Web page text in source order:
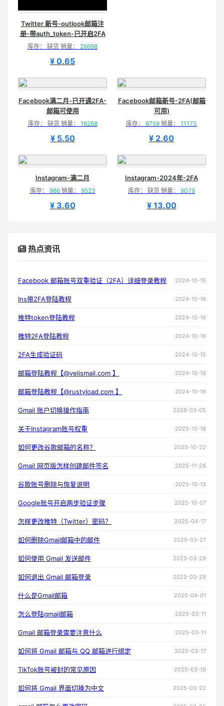
Twitter 新号-outlook邮箱注
册-带auth_token-已开启2FA
库存： 缺货 销量： 26698
¥ 0.65
Facebook满二月-已开通2FA-
邮箱可使用
库存： 缺货 销量： 18268
¥ 5.50
Facebook邮箱新号-2FA(邮箱
可用)
库存： 8759 销量： 11173
¥ 2.60
Instagram-满二月
库存： 986销量： 9523
¥ 3.60
Instagram-2024年-2FA
库存： 缺货 销量： 9079
¥ 13.00
热点资讯
Facebook 邮箱账号双重验证（2FA）详细登录教程 2024-10-15
Ins带2FA登陆教程 2024-10-16
推特token登陆教程 2024-10-16
推特2FA登陆教程 2024-10-16
2FA生成验证码 2024-10-15
邮箱登陆教程【@velismail.com 】 2024-10-16
邮箱登陆教程【@rustyload.com 】 2024-10-16
Gmail 账户切换操作指南 2026-03-05
关于Instagram账号权重 2025-10-18
如何更改谷歌邮箱的名称？ 2025-10-22
Gmail 网页版怎样创建邮件签名 2025-11-28
谷歌账号删除与恢复说明 2025-10-13
Google账号开启两步验证步骤 2025-10-07
怎样更改推特（Twitter）密码？ 2025-04-17
如何删除Gmail邮箱中的邮件 2025-03-27
如何使用 Gmail 发送邮件 2025-03-29
如何退出 Gmail 邮箱登录 2025-03-29
什么是Gmail邮箱 2025-04-01
怎么登陆gmail邮箱 2025-03-11
Gmail 邮箱登录需要注意什么 2025-03-11
如何将 Gmail 邮箱与 QQ 邮箱进行绑定 2025-03-17
TikTok账号被封的常见原因 2025-03-19
如何将 Gmail 界面切换为中文 2025-03-22